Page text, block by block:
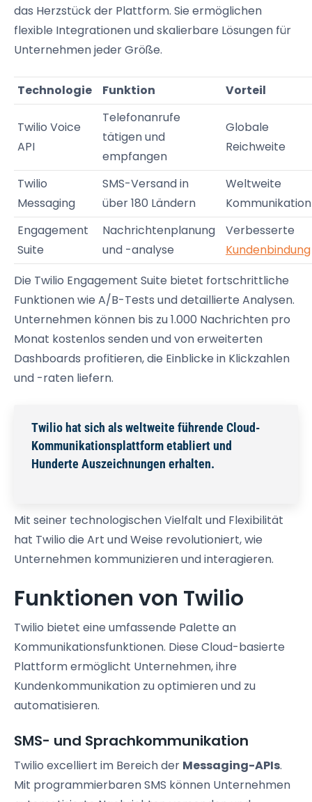
das Herzstück der Plattform. Sie ermöglichen
flexible Integrationen und skalierbare Lösungen für
Unternehmen jeder Größe.
Technologie Funktion Vorteil
Twilio Voice
API
Telefonanrufe
tätigen und
empfangen
Globale
Reichweite
Twilio
Messaging
SMS-Versand in
über 180 Ländern
Weltweite
Kommunikation
Engagement
Suite
Nachrichtenplanung
und -analyse
Verbesserte
Kundenbindung
Die Twilio Engagement Suite bietet fortschrittliche
Funktionen wie A/B-Tests und detaillierte Analysen.
Unternehmen können bis zu 1.000 Nachrichten pro
Monat kostenlos senden und von erweiterten
Dashboards profitieren, die Einblicke in Klickzahlen
und -raten liefern.
Twilio hat sich als weltweite führende Cloud-
Kommunikationsplattform etabliert und
Hunderte Auszeichnungen erhalten.
Mit seiner technologischen Vielfalt und Flexibilität
hat Twilio die Art und Weise revolutioniert, wie
Unternehmen kommunizieren und interagieren.
Funktionen von Twilio
Twilio bietet eine umfassende Palette an
Kommunikationsfunktionen. Diese Cloud-basierte
Plattform ermöglicht Unternehmen, ihre
Kundenkommunikation zu optimieren und zu
automatisieren.
SMS- und Sprachkommunikation
Twilio excelliert im Bereich der Messaging-APIs.
Mit programmierbaren SMS können Unternehmen